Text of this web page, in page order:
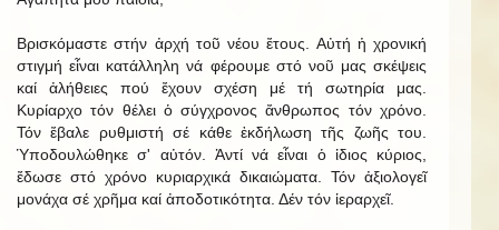
Βρισκόμαστε στήν ἀρχή τοῦ νέου ἔτους. Αὐτή ἡ χρονική
στιγμή εἶναι κατάλληλη νά φέρουμε στό νοῦ μας σκέψεις
καί ἀλήθειες πού ἔχουν σχέση μέ τή σωτηρία μας.
Κυρίαρχο τόν θέλει ὁ σύγχρονος ἄνθρωπος τόν χρόνο.
Τόν ἔβαλε ρυθμιστή σέ κάθε ἐκδήλωση τῆς ζωῆς του.
Ὑποδουλώθηκε σ' αὐτόν. Ἀντί νά εἶναι ὁ ἰδιος κύριος,
ἔδωσε στό χρόνο κυριαρχικά δικαιώματα. Τόν ἀξιολογεῖ
μονάχα σέ χρῆμα καί ἀποδοτικότητα. Δέν τόν ἱεραρχεῖ.